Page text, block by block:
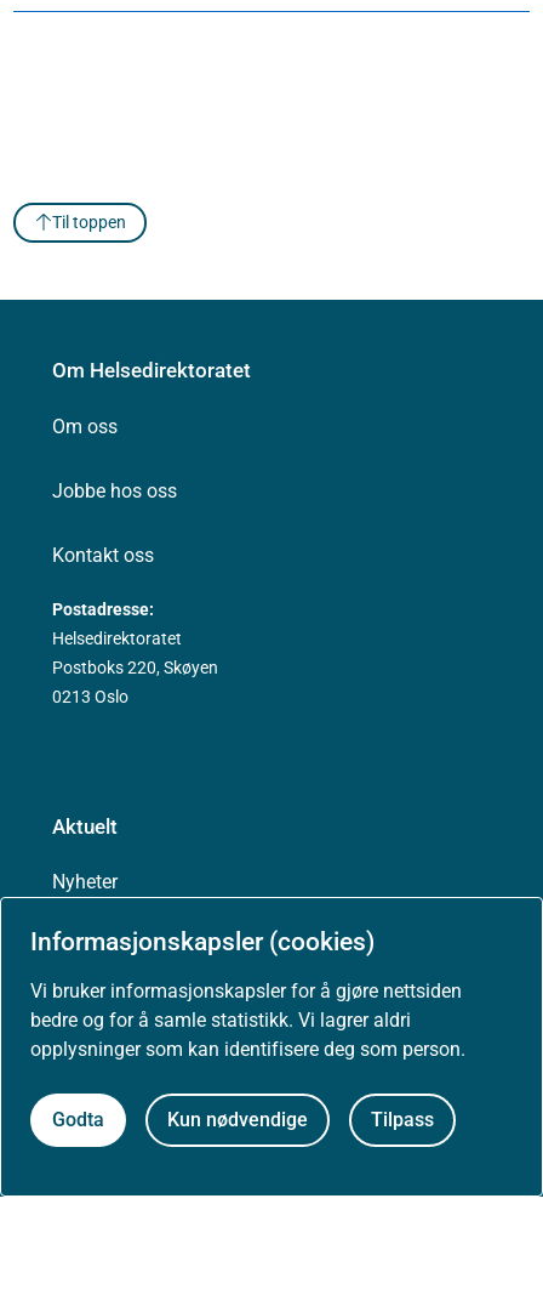
Informasjonskapsler (cookies)
Vi bruker informasjonskapsler for å gjøre nettsiden
bedre og for å samle statistikk. Vi lagrer aldri
opplysninger som kan identifisere deg som person.
Godta Kun nødvendige Tilpass
Til toppen
Om Helsedirektoratet
Om oss
Jobbe hos oss
Kontakt oss
Postadresse:
Helsedirektoratet
Postboks 220, Skøyen
0213 Oslo
Aktuelt
Nyheter
Arrangementer
Høringer